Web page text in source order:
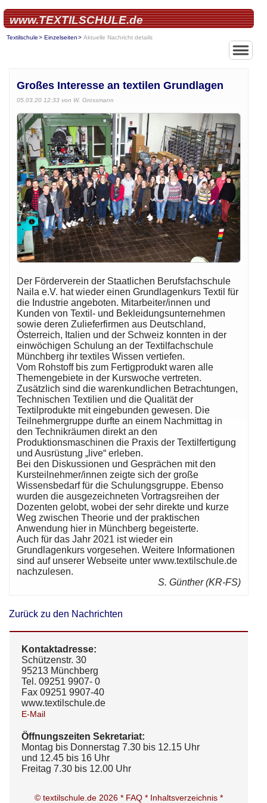
www.TEXTILSCHULE.de
Textilschule Einzelseiten Aktuelle Nachricht details
Großes Interesse an textilen Grundlagen
05.03.20 12:33 von W. Grossmann
Der Förderverein der Staatlichen Berufsfachschule
Naila e.V. hat wieder einen Grundlagenkurs Textil für
die Industrie angeboten. Mitarbeiter/innen und
Kunden von Textil- und Bekleidungsunternehmen
sowie deren Zulieferfirmen aus Deutschland,
Österreich, Italien und der Schweiz konnten in der
einwöchigen Schulung an der Textilfachschule
Münchberg ihr textiles Wissen vertiefen.
Vom Rohstoff bis zum Fertigprodukt waren alle
Themengebiete in der Kurswoche vertreten.
Zusätzlich sind die warenkundlichen Betrachtungen,
Technischen Textilien und die Qualität der
Textilprodukte mit eingebunden gewesen. Die
Teilnehmergruppe durfte an einem Nachmittag in
den Technikräumen direkt an den
Produktionsmaschinen die Praxis der Textilfertigung
und Ausrüstung „live“ erleben.
Bei den Diskussionen und Gesprächen mit den
Kursteilnehmer/innen zeigte sich der große
Wissensbedarf für die Schulungsgruppe. Ebenso
wurden die ausgezeichneten Vortragsreihen der
Dozenten gelobt, wobei der sehr direkte und kurze
Weg zwischen Theorie und der praktischen
Anwendung hier in Münchberg begeisterte.
Auch für das Jahr 2021 ist wieder ein
Grundlagenkurs vorgesehen. Weitere Informationen
sind auf unserer Webseite unter www.textilschule.de
nachzulesen.
S. Günther (KR-FS)
Zurück zu den Nachrichten
Kontaktadresse:
Schützenstr. 30
95213 Münchberg
Tel. 09251 9907- 0
Fax 09251 9907-40
www.textilschule.de
E-Mail
Öffnungszeiten Sekretariat:
Montag bis Donnerstag 7.30 bis 12.15 Uhr
und 12.45 bis 16 Uhr
Freitag 7.30 bis 12.00 Uhr
© textilschule.de 2026 * FAQ * Inhaltsverzeichnis *